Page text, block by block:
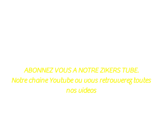
ABONNEZ VOUS A NOTRE ZIKERS TUBE.
Notre chaine Youtube ou vous retrouverez toutes
nos videos